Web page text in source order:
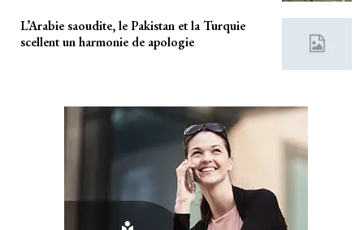
L’Arabie saoudite, le Pakistan et la Turquie
scellent un harmonie de apologie